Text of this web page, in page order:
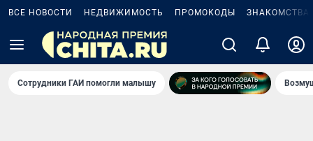
ВСЕ НОВОСТИ НЕДВИЖИМОСТЬ ПРОМОКОДЫ ЗНАКОМСТВА
Сотрудники ГАИ помогли малышу